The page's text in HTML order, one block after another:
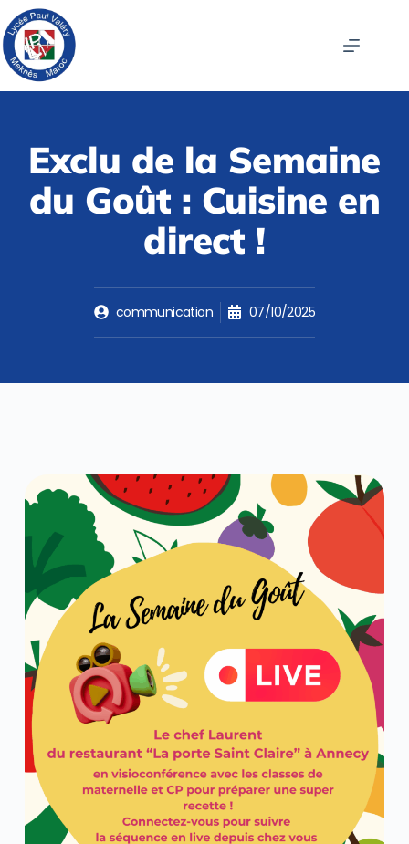
Exclu de la Semaine
du Goût : Cuisine en
direct !
communication 07/10/2025